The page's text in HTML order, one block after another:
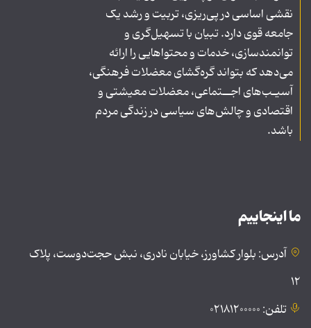
نقشی اساسی در پی‌ریزی، تربیت و رشد یک
جامعه قوی دارد. تبیان با تسهیل‌گری و
توانمندسازی، خدمات و محتواهایی را ارائه
می‌دهد که بتواند گره‌گشای معضلات فرهنگی،
آسیـب‌های اجــتماعی، معضلات معیشتی و
اقتصادی و چالش‌های سیاسی در زندگی مردم
باشد.
ما اینجاییم
آدرس: بلوار کشاورز، خیابان نادری، نبش حجت‌دوست، پلاک
۱۲
تلفن: ۰۲۱۸۱۲۰۰۰۰۰